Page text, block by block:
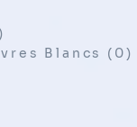
Blancs (0)